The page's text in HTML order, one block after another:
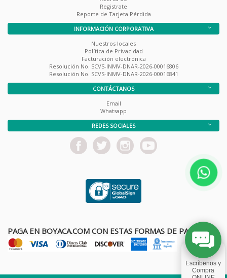
Registrate
Reporte de Tarjeta Pérdida
INFORMACIÓN CORPORATIVA
Nuestros locales
Política de Privacidad
Facturación electrónica
Resolución No. SCVS-INMV-DNAR-2026-00016806
Resolución No. SCVS-INMV-DNAR-2026-00016841
CONTÁCTANOS
Email
Whatsapp
REDES SOCIALES
PAGA EN BOYACA.COM CON ESTAS FORMAS DE PAGO